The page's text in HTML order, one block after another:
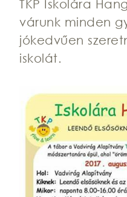
TKP Iskolára
várunk minden
jókedvűen
iskolát.